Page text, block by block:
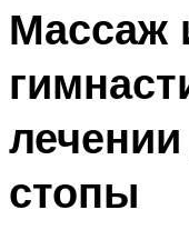
Массаж
стопы